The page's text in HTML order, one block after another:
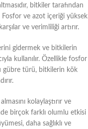
bitkiler tarafından
Fosfor ve azot içeriği yüksek
ve verimliliği artırır.
gidermek ve bitkilerin
kullanılır. Özellikle fosfor
gübre türü, bitkilerin kök
kolaylaştırır ve
birçok farklı olumlu etkisi
daha sağlıklı ve